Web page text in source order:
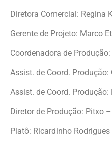
Diretora Comercial: Regina
Gerente de Projeto: Marco
Coordenadora de
Assist. de Coord.
Assist. de Coord. Produção:
Diretor de Produção: Pitxo
Platô: Ricardinho Rodrigues